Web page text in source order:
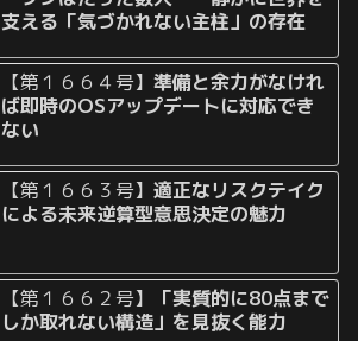
支える「気づかれない主柱」の存在
【第１６６４号】準備と余力がなけれ
ば即時のOSアップデートに対応でき
ない
【第１６６３号】適正なリスクテイク
による未来逆算型意思決定の魅力
【第１６６２号】
「実質的に80点まで
しか取れない構造」を見抜く能力